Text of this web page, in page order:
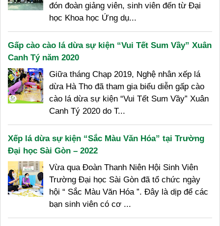
đón đoàn giảng viên, sinh viên đến từ Đại
học Khoa học Ứng dụ...
Gấp cào cào lá dừa sự kiện “Vui Tết Sum Vầy” Xuân
Canh Tý năm 2020
Giữa tháng Chạp 2019, Nghệ nhân xếp lá
dừa Hà Tho đã tham gia biểu diễn gấp cào
cào lá dừa sự kiện “Vui Tết Sum Vầy” Xuân
Canh Tý 2020 do T...
Xếp lá dừa sự kiện “Sắc Màu Văn Hóa” tại Trường
Đại học Sài Gòn – 2022
Vừa qua Đoàn Thanh Niên Hội Sinh Viên
Trường Đại học Sài Gòn đã tổ chức ngày
hội “ Sắc Màu Văn Hóa ”. Đây là dịp để các
bạn sinh viên có cơ ...